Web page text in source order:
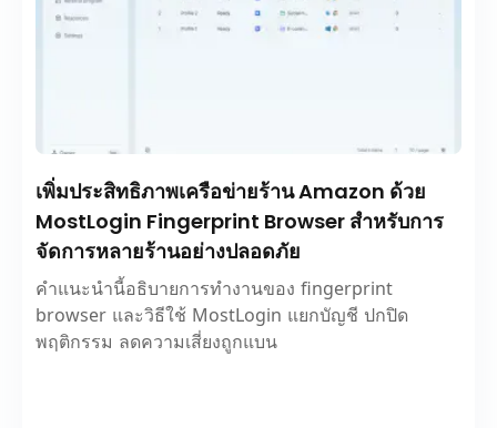
เพิ่มประสิทธิภาพเครือข่ายร้าน Amazon ด้วย
MostLogin Fingerprint Browser สำหรับการ
จัดการหลายร้านอย่างปลอดภัย
คำแนะนำนี้อธิบายการทำงานของ fingerprint
browser และวิธีใช้ MostLogin แยกบัญชี ปกปิด
พฤติกรรม ลดความเสี่ยงถูกแบน